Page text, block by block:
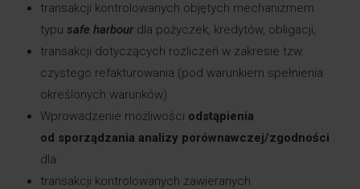
transakcji kontrolowanych objętych mechanizmem
typu safe harbour dla pożyczek, kredytów, obligacji,
transakcji dotyczących rozliczeń w zakresie tzw.
czystego refakturowania (pod warunkiem spełnienia
określonych warunków).
Wprowadzenie możliwości odstąpienia
od sporządzania analizy porównawczej/zgodności
dla:
transakcji kontrolowanych zawieranych